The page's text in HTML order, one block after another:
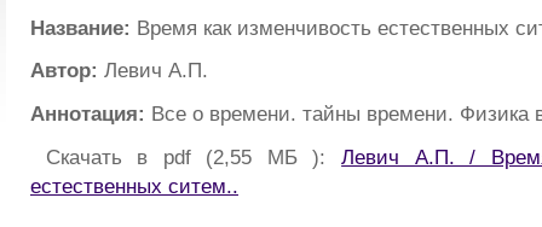
Название: Время как изменчивость естественных
Автор: Левич А.П.
Аннотация: Все о времени. тайны времени. Физика
Скачать в pdf (2,55 МБ ):Левич А.П. /
естественных ситем..